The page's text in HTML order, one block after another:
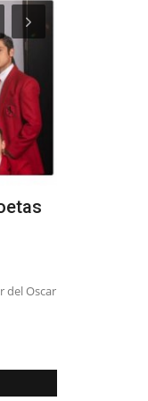
del Oscar